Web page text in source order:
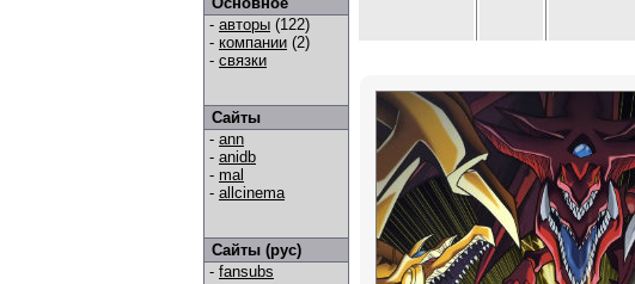
- авторы (122)
- компании (2)
- связки
Сайты
- ann
- anidb
- mal
- allcinema
Сайты (рус)
- fansubs